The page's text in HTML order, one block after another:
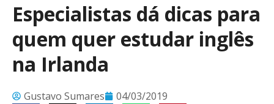
Especialistas dá dicas para
quem quer estudar inglês
na Irlanda
Gustavo Sumares 04/03/2019